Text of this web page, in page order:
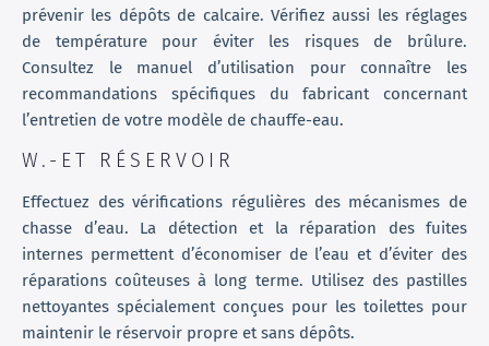
prévenir les dépôts de calcaire. Vérifiez aussi les réglages
de température pour éviter les risques de brûlure.
Consultez le manuel d’utilisation pour connaître les
recommandations spécifiques du fabricant concernant
l’entretien de votre modèle de chauffe-eau.
W.-ET RÉSERVOIR
Effectuez des vérifications régulières des mécanismes de
chasse d’eau. La détection et la réparation des fuites
internes permettent d’économiser de l’eau et d’éviter des
réparations coûteuses à long terme. Utilisez des pastilles
nettoyantes spécialement conçues pour les toilettes pour
maintenir le réservoir propre et sans dépôts.